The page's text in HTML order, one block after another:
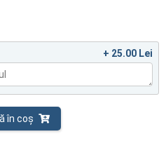
+ 25.00 Lei
în coș